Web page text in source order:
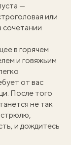
—
или
сочетании
в горячем
и говяжьим
от вас
После того
не так
и дождитесь